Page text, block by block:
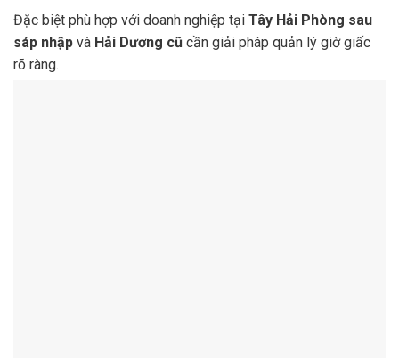
Đặc biệt phù hợp với doanh nghiệp tại Tây Hải Phòng sau
sáp nhập và Hải Dương cũ cần giải pháp quản lý giờ giấc
rõ ràng.